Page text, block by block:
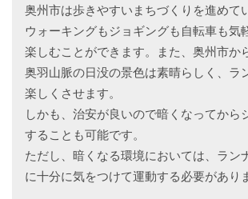
奥州市は歩きやすいまちづくりを進めて
ウォーキングもジョギングも自転車も気
楽しむことができます。また、奥州市か
奥羽山脈の日没の景色は素晴らしく、ラ
楽しくさせます。
しかも、治安が良いので暗くなってから
することも可能です。
ただし、暗くなる環境においては、ラン
に十分に気をつけて運動する必要があり